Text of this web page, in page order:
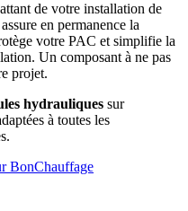
de votre installation de
en permanence la
votre PAC et simplifie la
Un composant à ne pas
projet.
hydrauliques sur
à toutes les
BonChauffage